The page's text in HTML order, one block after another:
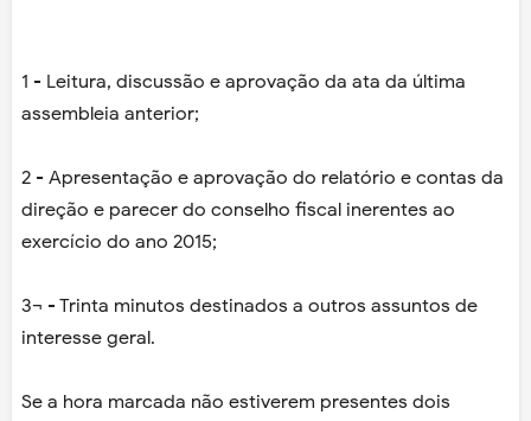
1 - Leitura, discussão e aprovação da ata da última
assembleia anterior;
2 - Apresentação e aprovação do relatório e contas da
direção e parecer do conselho fiscal inerentes ao
exercício do ano 2015;
3¬ - Trinta minutos destinados a outros assuntos de
interesse geral.
Se a hora marcada não estiverem presentes dois